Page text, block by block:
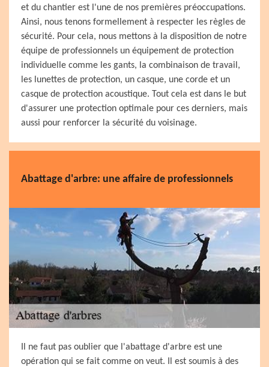
et du chantier est l'une de nos premières préoccupations.
Ainsi, nous tenons formellement à respecter les règles de
sécurité. Pour cela, nous mettons à la disposition de notre
équipe de professionnels un équipement de protection
individuelle comme les gants, la combinaison de travail,
les lunettes de protection, un casque, une corde et un
casque de protection acoustique. Tout cela est dans le but
d'assurer une protection optimale pour ces derniers, mais
aussi pour renforcer la sécurité du voisinage.
Abattage d'arbre: une affaire de professionnels
Il ne faut pas oublier que l'abattage d'arbre est une
opération qui se fait comme on veut. Il est soumis à des